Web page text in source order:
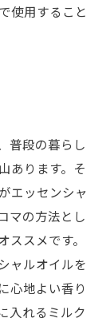
使用すること
普段の暮らし
あります。そ
エッセンシャ
マの方法とし
スメです。
ャルオイルを
心地よい香り
入れるミルク